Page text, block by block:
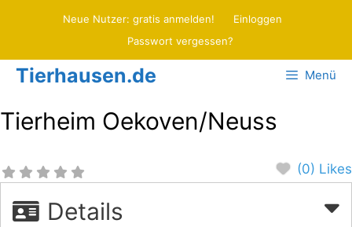
Neue Nutzer: gratis anmelden!
Einloggen
Passwort vergessen?
Tierhausen.de Menü
Tierheim Oekoven/Neuss
(0) Likes
Details